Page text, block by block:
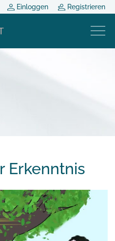
Einloggen Registrieren
Erkenntnis